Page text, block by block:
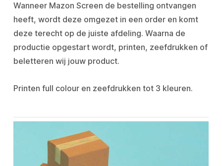
Wanneer Mazon Screen de bestelling ontvangen
heeft, wordt deze omgezet in een order en komt
deze terecht op de juiste afdeling. Waarna de
productie opgestart wordt, printen, zeefdrukken of
beletteren wij jouw product.
Printen full colour en zeefdrukken tot 3 kleuren.